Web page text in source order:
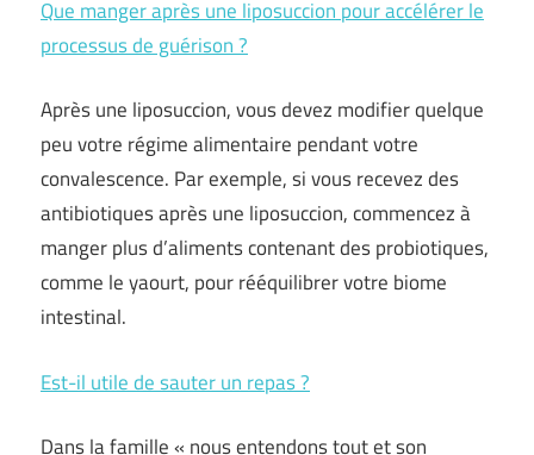
Que manger après une liposuccion pour accélérer le
processus de guérison ?
Après une liposuccion, vous devez modifier quelque
peu votre régime alimentaire pendant votre
convalescence. Par exemple, si vous recevez des
antibiotiques après une liposuccion, commencez à
manger plus d’aliments contenant des probiotiques,
comme le yaourt, pour rééquilibrer votre biome
intestinal.
Est-il utile de sauter un repas ?
Dans la famille « nous entendons tout et son